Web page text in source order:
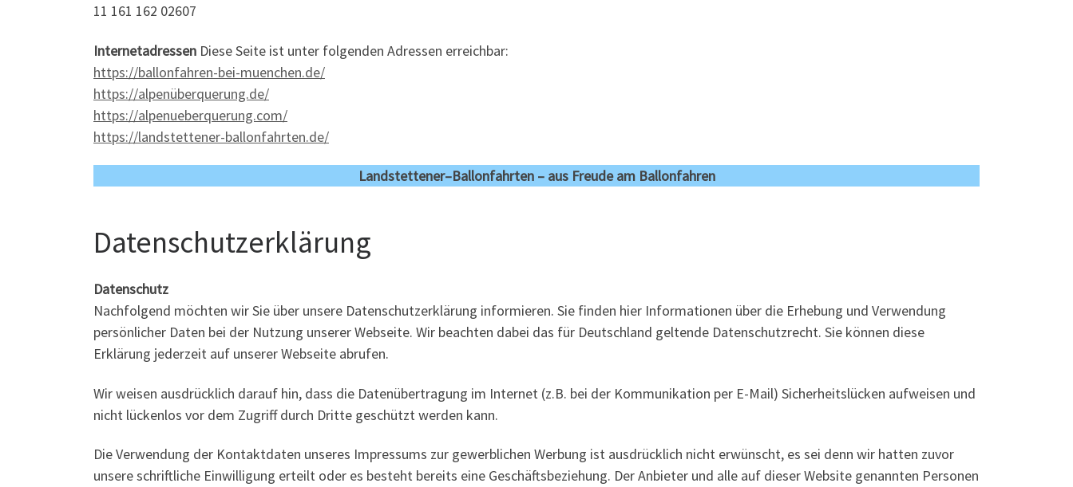
11 161 162 02607
Internetadressen Diese Seite ist unter folgenden Adressen erreichbar:
https://ballonfahren-bei-muenchen.de/
https://alpenüberquerung.de/
https://alpenueberquerung.com/
https://landstettener-ballonfahrten.de/
Landstettener–Ballonfahrten – aus Freude am Ballonfahren
Datenschutzerklärung
Datenschutz
Nachfolgend möchten wir Sie über unsere Datenschutzerklärung informieren. Sie finden hier Informationen über die Erhebung und Verwendung
persönlicher Daten bei der Nutzung unserer Webseite. Wir beachten dabei das für Deutschland geltende Datenschutzrecht. Sie können diese
Erklärung jederzeit auf unserer Webseite abrufen.
Wir weisen ausdrücklich darauf hin, dass die Datenübertragung im Internet (z.B. bei der Kommunikation per E-Mail) Sicherheitslücken aufweisen und
nicht lückenlos vor dem Zugriff durch Dritte geschützt werden kann.
Die Verwendung der Kontaktdaten unseres Impressums zur gewerblichen Werbung ist ausdrücklich nicht erwünscht, es sei denn wir hatten zuvor
unsere schriftliche Einwilligung erteilt oder es besteht bereits eine Geschäftsbeziehung. Der Anbieter und alle auf dieser Website genannten Personen